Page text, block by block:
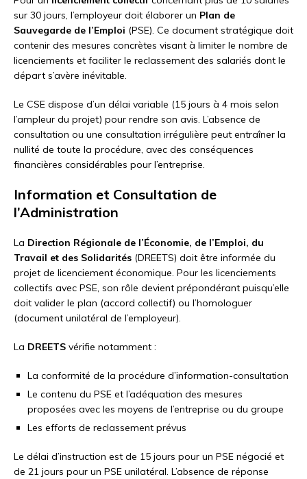
sur 30 jours, l’employeur doit élaborer un Plan de
Sauvegarde de l’Emploi (PSE). Ce document stratégique doit
contenir des mesures concrètes visant à limiter le nombre de
licenciements et faciliter le reclassement des salariés dont le
départ s’avère inévitable.
Le CSE dispose d’un délai variable (15 jours à 4 mois selon
l’ampleur du projet) pour rendre son avis. L’absence de
consultation ou une consultation irrégulière peut entraîner la
nullité de toute la procédure, avec des conséquences
financières considérables pour l’entreprise.
Information et Consultation de
l’Administration
La Direction Régionale de l’Économie, de l’Emploi, du
Travail et des Solidarités (DREETS) doit être informée du
projet de licenciement économique. Pour les licenciements
collectifs avec PSE, son rôle devient prépondérant puisqu’elle
doit valider le plan (accord collectif) ou l’homologuer
(document unilatéral de l’employeur).
La DREETS vérifie notamment :
La conformité de la procédure d’information-consultation
Le contenu du PSE et l’adéquation des mesures
proposées avec les moyens de l’entreprise ou du groupe
Les efforts de reclassement prévus
Le délai d’instruction est de 15 jours pour un PSE négocié et
de 21 jours pour un PSE unilatéral. L’absence de réponse